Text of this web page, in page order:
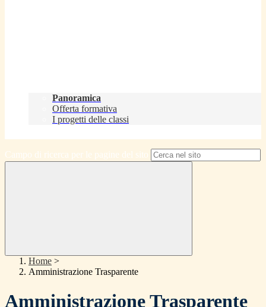
Panoramica
Offerta formativa
I progetti delle classi
Campo di ricerca per le pagine del sito
Home >
Amministrazione Trasparente
Amministrazione Trasparente